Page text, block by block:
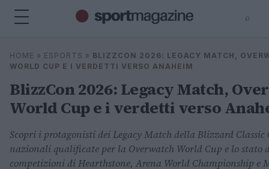
⌕
Cerca
⌕ ×
HOME » ESPORTS » BLIZZCON 2026: LEGACY MATCH,
WORLD CUP E I VERDETTI VERSO ANAHEIM
BlizzCon 2026: Legacy Match,
World Cup e i verdetti verso
Scopri i protagonisti dei Legacy Match della Blizzard Classic
nazionali qualificate per la Overwatch World Cup e lo stato
competizioni di Hearthstone, Arena World Championship e